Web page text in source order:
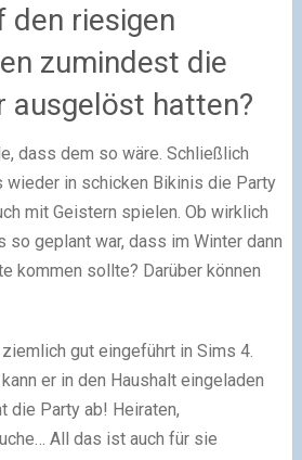
den riesigen
zumindest die
ausgelöst hatten?
dass dem so wäre. Schließlich
in schicken Bikinis die Party
mit Geistern spielen. Ob wirklich
geplant war, dass im Winter dann
kommen sollte? Darüber können
gut eingeführt in Sims 4.
er in den Haushalt eingeladen
die Party ab! Heiraten,
All das ist auch für sie